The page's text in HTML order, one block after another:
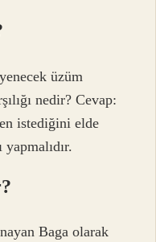
üzüm
nedir? Cevap:
istediğini elde
Baga olarak